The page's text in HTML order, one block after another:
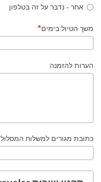
אחר - נדבר על זה בטלפון
משך הטיול בימים
הערות להזמנה
כתובת מגורים למשלוח המסלול